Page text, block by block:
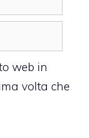
web in
volta che